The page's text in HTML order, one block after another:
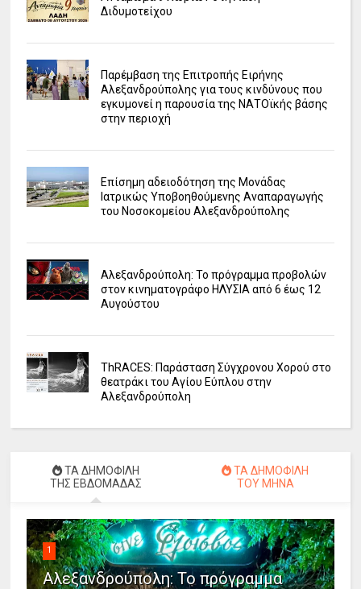
Διδυμοτείχου
Παρέμβαση της Επιτροπής Ειρήνης
Αλεξανδρούπολης για τους κινδύνους που
εγκυμονεί η παρουσία της ΝΑΤΟϊκής βάσης
στην περιοχή
Επίσημη αδειοδότηση της Μονάδας
Ιατρικώς Υποβοηθούμενης Αναπαραγωγής
του Νοσοκομείου Αλεξανδρούπολης
Αλεξανδρούπολη: Το πρόγραμμα προβολών
στον κινηματογράφο ΗΛΥΣΙΑ από 6 έως 12
Αυγούστου
ΤhRACES: Παράσταση Σύγχρονου Χορού στο
θεατράκι του Αγίου Εύπλου στην
Αλεξανδρούπολη
ΤΑ ΔΗΜΟΦΙΛΗ
ΤΗΣ ΕΒΔΟΜΑΔΑΣ
ΤΑ ΔΗΜΟΦΙΛΗ
ΤΟΥ ΜΗΝΑ
1
Αλεξανδρούπολη: Το πρόγραμμα